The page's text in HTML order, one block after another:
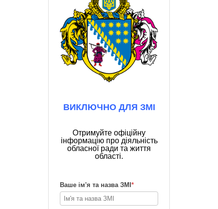
ВИКЛЮЧНО ДЛЯ ЗМІ
Отримуйте офіційну
інформацію про діяльність
обласної ради та життя
області.
Ваше ім'я та назва ЗМІ *